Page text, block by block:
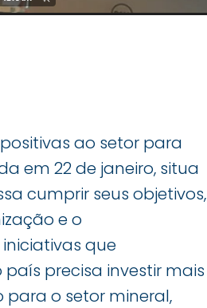
ao setor para
em 22 de janeiro, situa
cumprir seus objetivos,
e o
que
precisa investir mais
o setor mineral,